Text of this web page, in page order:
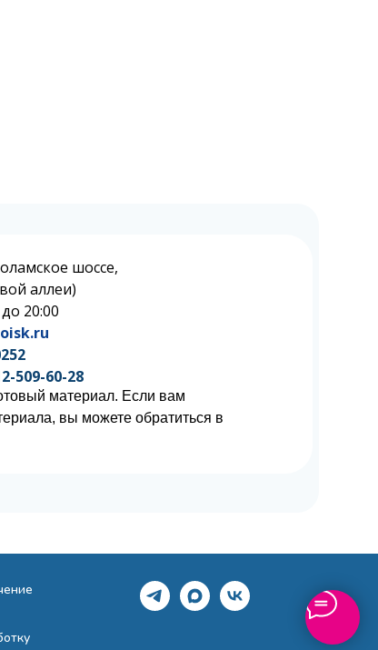
материал. Если вам
вы можете обратиться в
шоссе,
аллеи)
20:00
509-60-28